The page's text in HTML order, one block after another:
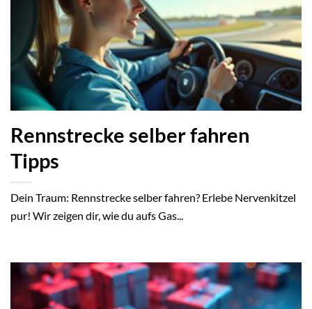
Rennstrecke selber fahren
Tipps
Dein Traum: Rennstrecke selber fahren? Erlebe Nervenkitzel
pur! Wir zeigen dir, wie du aufs Gas...